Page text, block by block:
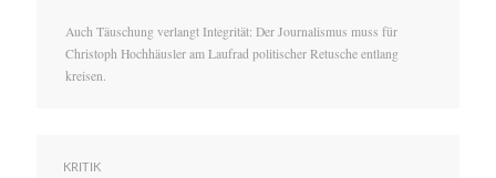
Auch Täuschung verlangt Integrität: Der Journalismus muss für
Christoph Hochhäusler am Laufrad politischer Retusche entlang
kreisen.
KRITIK